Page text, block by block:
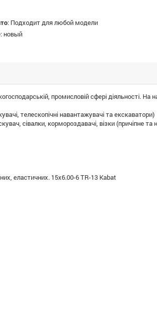
: Подходит для любой модели
: новый
промисловій сфері діяльності. На
телескопічні навантажувачі та екскаватори)
сівалки, кормороздавачі, візки (причіпне та
еластичних. 15x6.00-6 TR-13 Kabat